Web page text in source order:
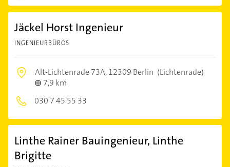
Jäckel Horst Ingenieur
INGENIEURBÜROS
Alt-Lichtenrade 73A,12309 Berlin (Lichtenrade)
7,9 km
030 7 45 55 33
Linthe Rainer Bauingenieur, Linthe
Brigitte